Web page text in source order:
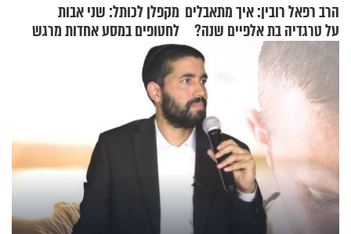
הרב רפאל רובין: איך מתאבלים
על טרגדיה בת אלפיים שנה?
מקפלן לכותל: שני אבות
לחטופים במסע אחדות מרגש